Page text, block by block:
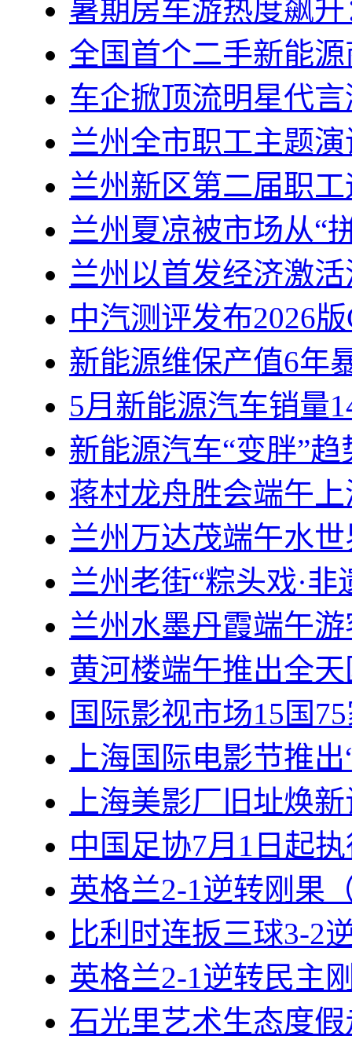
暑期房车游热度飙
全国首个二手新能
车企掀顶流明星代
兰州全市职工主题
兰州新区第二届职
兰州夏凉被市场从“
兰州以首发经济激
中汽测评发布2026
新能源维保产值6年
5月新能源汽车销量
新能源汽车“变胖”
蒋村龙舟胜会端午
兰州万达茂端午水
兰州老街“粽头戏·
兰州水墨丹霞端午
黄河楼端午推出全
国际影视市场15国
上海国际电影节推
上海美影厂旧址焕
中国足协7月1日起
英格兰2-1逆转刚果
比利时连扳三球3-2
英格兰2-1逆转民主
石光里艺术生态度